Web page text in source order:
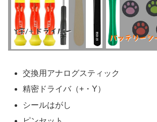
交換用アナログスティック
精密ドライバ（+・Y）
シールはがし